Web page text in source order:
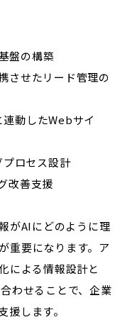
盤の構築
させたリード管理の
動したWebサイ
ロセス設計
改善支援
がAIにどのように理
重要になります。ア
による情報設計と
わせることで、企業
援します。